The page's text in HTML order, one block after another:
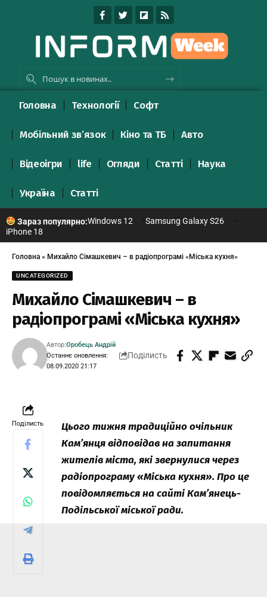
Головна Технології Софт
Мобільний зв’язок Кіно та ТБ Авто
Відеоігри life Огляди Статті Наука
Україна Статті
Зараз популярно:Windows 12
Samsung Galaxy S26
iPhone 18
Головна » Михайло Сімашкевич – в радіопрограмі «Міська кухня»
UNCATEGORIZED
Михайло Сімашкевич – в
радіопрограмі «Міська кухня»
Останнє оновлення:
08.09.2020 21:17
Автор:Оробець Андрій
Поділисть
Поділисть
Цього тижня традиційно очільник
Кам’янця відповідав на запитання
жителів міста, які звернулися через
радіопрограму «Міська кухня». Про це
повідомляється на сайті Кам’янець-
Подільської міської ради.